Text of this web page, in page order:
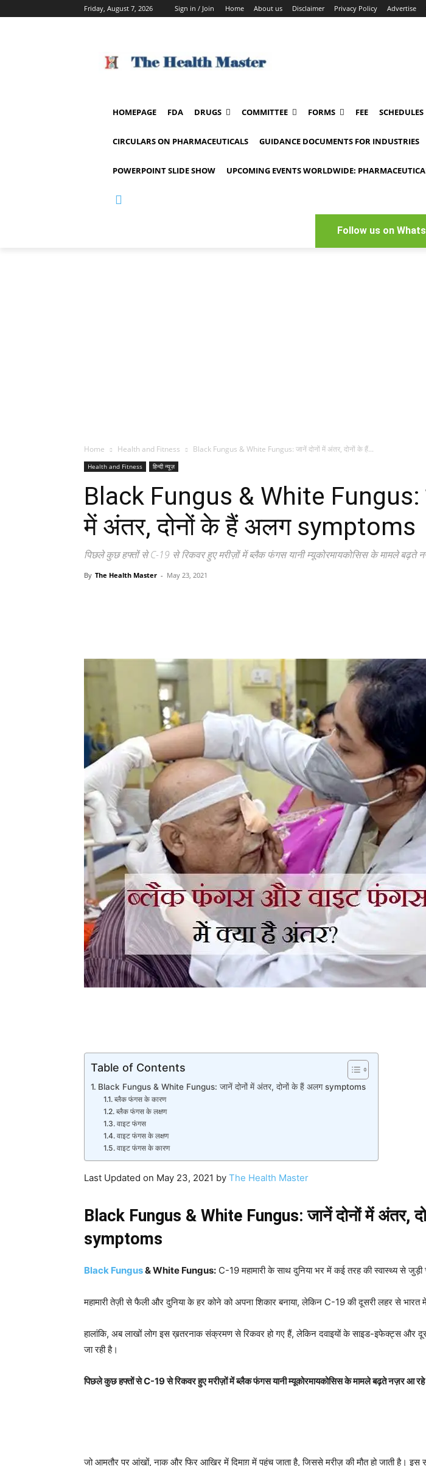
Friday, August 7, 2026 Sign in / Join Home About us Disclaimer Privacy Policy Advertise
HOMEPAGE FDA DRUGS COMMITTEE FORMS FEE SCHEDULES
CIRCULARS ON PHARMACEUTICALS GUIDANCE DOCUMENTS FOR INDUSTRIES
POWERPOINT SLIDE SHOW UPCOMING EVENTS WORLDWIDE:
Follow us on
Home Health and Fitness Black Fungus & White Fungus: जानें दोनों में अंतर, दोनों के हैं...
Health and Fitness हिन्दी न्यूज़
Black Fungus & White Fungus:
में अंतर, दोनों के हैं अलग symptoms
पिछले कुछ हफ्तों से C-19 से रिकवर हुए मरीज़ों में ब्लैक फंगस यानी म्यूकोरमायकोसिस के मामले बढ़ते
By The Health Master - May 23, 2021
Table of Contents
Black Fungus & White Fungus: जानें दोनों में अंतर, दोनों के हैं अलग symptoms
ब्लैक फंगस के कारण
ब्लैक फंगस के लक्षण
वाइट फंगस
वाइट फंगस के लक्षण
वाइट फंगस के कारण
Last Updated on May 23, 2021 by The Health Master
Black Fungus & White Fungus: जानें दोनों में अंतर,
symptoms
Black Fungus& White Fungus: C-19 महामारी के साथ दुनिया भर में कई तरह की स्वास्थ्य से जुड़ी
महामारी तेज़ी से फैली और दुनिया के हर कोने को अपना शिकार बनाया, लेकिन C-19 की दूसरी लहर से भारत में
हालांकि, अब लाखों लोग इस ख़तरनाक संक्रमण से रिकवर हो गए हैं, लेकिन दवाइयों के साइड-इफेक्ट्स और
जा रही है।
पिछले कुछ हफ्तों से C-19 से रिकवर हुए मरीज़ों में ब्लैक फंगस यानी म्यूकोरमायकोसिस के मामले बढ़ते नज़र आ
जो आमतौर पर आंखों, नाक और फिर आखिर में दिमाग़ में पहुंच जाता है, जिससे मरीज़ की मौत हो जाती है।